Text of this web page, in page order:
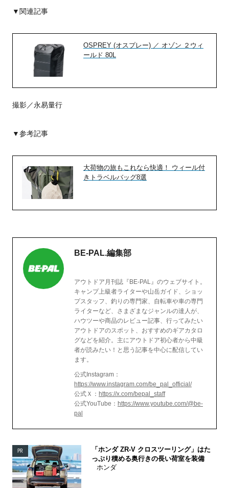
▼関連記事
OSPREY (オスプレー) ／ オゾン ２ウィ
ールド 80L
撮影／永易量行
▼参考記事
大荷物の旅もこれなら快適！ ウィール付
きトラベルバッグ8選
BE-PAL.編集部
アウトドア月刊誌『BE-PAL』のウェブサイト。
キャンプ上級者ライターや山岳ガイド、ショッ
プスタッフ、釣りの専門家、自転車や車の専門
ライターなど、さまざまなジャンルの達人が、
ハウツーや商品のレビュー記事、行ってみたい
アウトドアのスポット、おすすめのギアカタロ
グなどを紹介。主にアウトドア初心者から中級
者が読みたい！と思う記事を中心に配信してい
ます。
公式Instagram：
https://www.instagram.com/be_pal_official/
公式Ｘ： https://x.com/bepal_staff
公式YouTube： https://www.youtube.com/@be-
pal
PR
「ホンダ ZR-V クロスツーリング」はた
っぷり積める奥行きの長い荷室を装備
ホンダ